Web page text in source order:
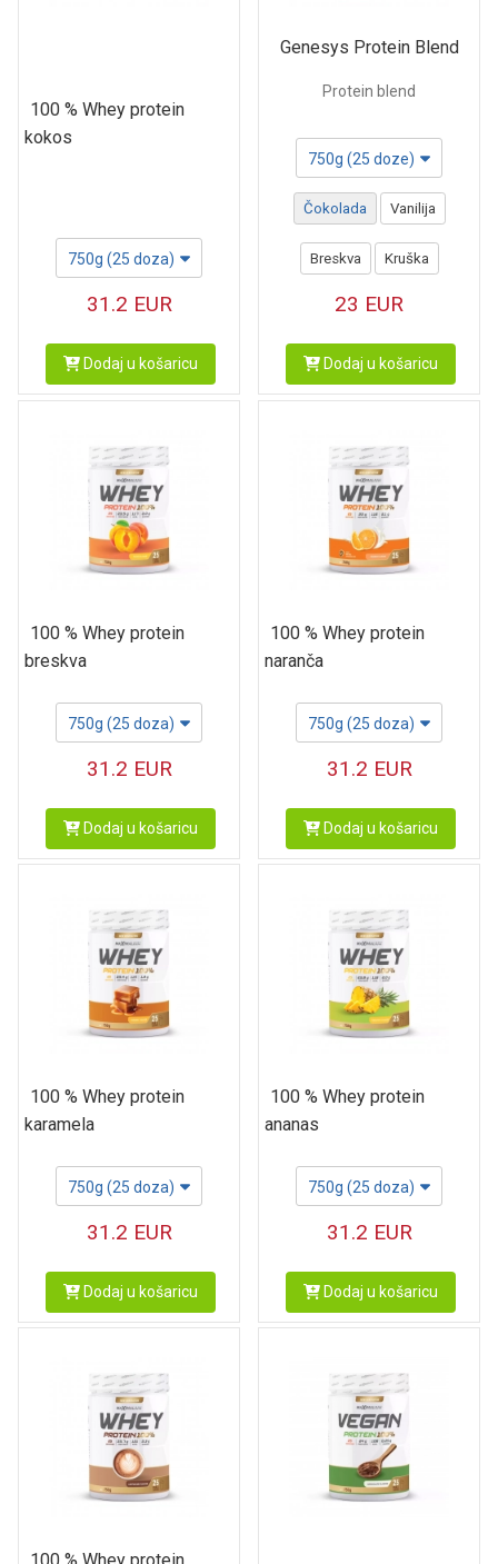
100 % Whey protein
kokos
750g (25 doza)
31.2 EUR
Dodaj u košaricu
Genesys Protein Blend
Protein blend
750g (25 doze)
Čokolada Vanilija
Breskva Kruška
23 EUR
Dodaj u košaricu
100 % Whey protein
breskva
750g (25 doza)
31.2 EUR
Dodaj u košaricu
100 % Whey protein
naranča
750g (25 doza)
31.2 EUR
Dodaj u košaricu
100 % Whey protein
karamela
750g (25 doza)
31.2 EUR
Dodaj u košaricu
100 % Whey protein
ananas
750g (25 doza)
31.2 EUR
Dodaj u košaricu